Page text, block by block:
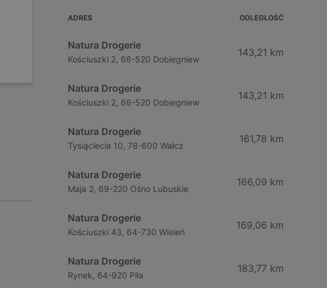
ADRES ODLEGŁOŚĆ
Natura Drogerie
Kościuszki 2, 66-520 Dobiegniew
143,21 km
Natura Drogerie
Kościuszki 2, 66-520 Dobiegniew
143,21 km
Natura Drogerie
Tysiąclecia 10, 78-600 Wałcz
161,78 km
Natura Drogerie
Maja 2, 69-220 Ośno Lubuskie
166,09 km
Natura Drogerie
Kościuszki 43, 64-730 Wieleń
169,06 km
Natura Drogerie
Rynek, 64-920 Piła
183,77 km